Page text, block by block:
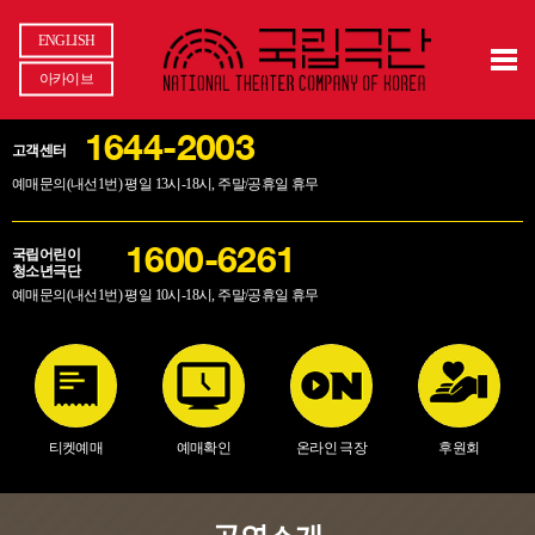
ENGLISH
아카이브
고객센터 1644-2003
예매문의(내선1번) 평일 13시-18시, 주말/공휴일 휴무
국립어린이
청소년극단
1600-6261
예매문의(내선1번) 평일 10시-18시, 주말/공휴일 휴무
티켓예매 예매확인 온라인 극장 후원회